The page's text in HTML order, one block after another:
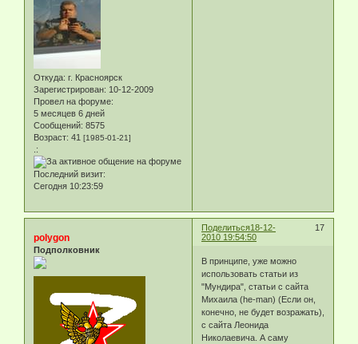
Откуда: г. Красноярск
Зарегистрирован: 10-12-2009
Провел на форуме:
5 месяцев 6 дней
Сообщений: 8575
Возраст: 41 [1985-01-21]
.:
Последний визит:
Сегодня 10:23:59
Поделиться 17
18-12-
2010 19:54:50
polygon
Подполковник
В принципе, уже можно
использовать статьи из
"Мундира", статьи с сайта
Михаила (he-man) (Если он,
конечно, не будет возражать),
с сайта Леонида
Николаевича. А саму